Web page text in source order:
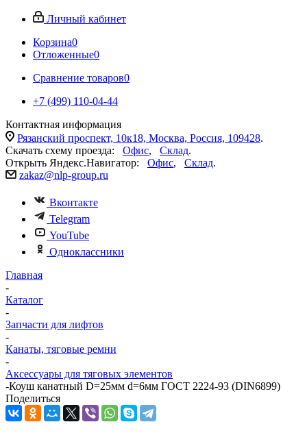
Личный кабинет
Корзина0
Отложенные0
Сравнение товаров0
+7 (499) 110-04-44
Контактная информация
Рязанский проспект, 10к18, Москва, Россия, 109428.
Скачать схему проезда: Офис, Склад.
Открыть Яндекс.Навигатор: Офис, Склад.
zakaz@nlp-group.ru
Вконтакте
Telegram
YouTube
Одноклассники
Главная
-
Каталог
-
Запчасти для лифтов
-
Канаты, тяговые ремни
-
Аксессуары для тяговых элементов
-Коуш канатный D=25мм d=6мм ГОСТ 2224-93 (DIN6899)
Поделиться